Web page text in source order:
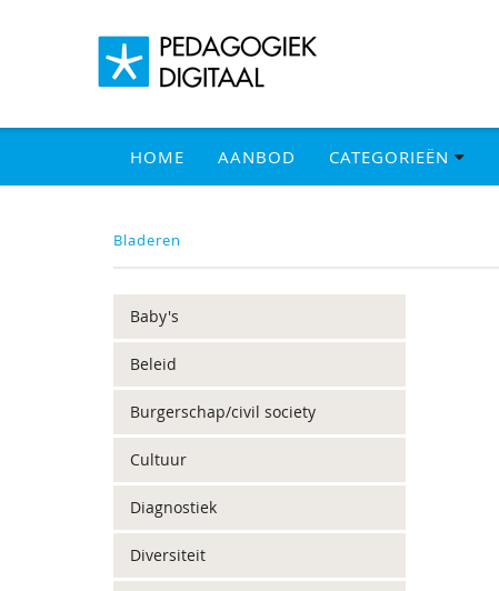
HOME AANBOD CATEGORIEËN
Bladeren
Baby's
Beleid
Burgerschap/civil society
Cultuur
Diagnostiek
Diversiteit